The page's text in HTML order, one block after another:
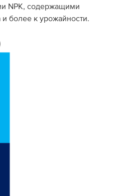
NPK, содержащими
более к урожайности.